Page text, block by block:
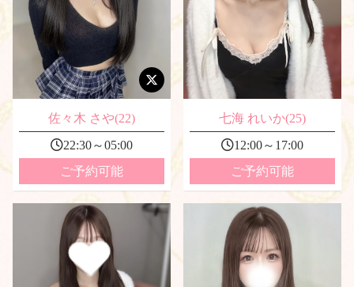
佐々木 さや(22)
22:30～05:00
ご予約可能
七海 れいか(25)
12:00～17:00
ご予約可能